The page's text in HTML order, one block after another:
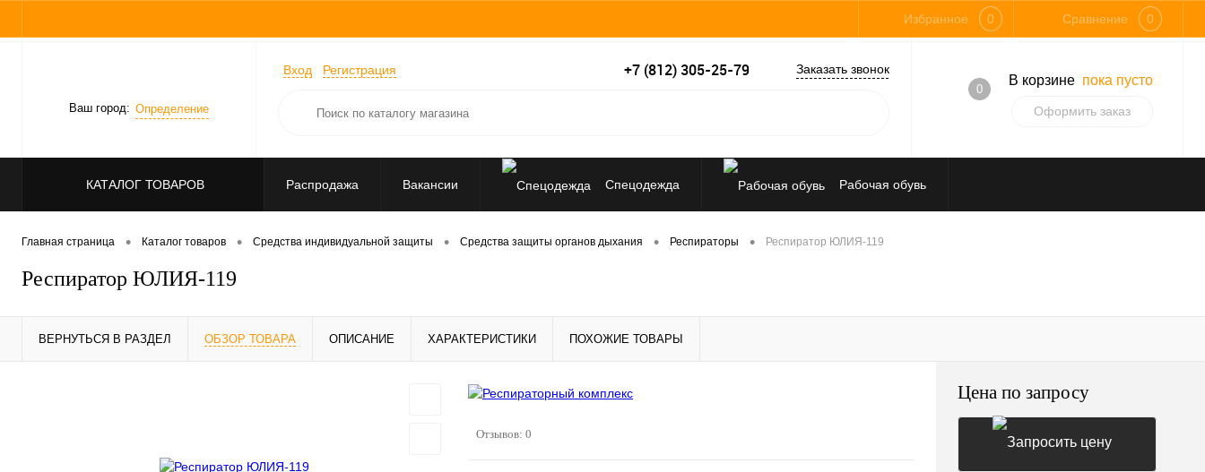
Избранное 0 Сравнение 0
Ваш город: Определение
Вход Регистрация +7 (812) 305-25-79 Заказать звонок
0
В корзине пока пусто
Оформить заказ
КАТАЛОГ ТОВАРОВ Распродажа Вакансии Спецодежда Рабочая обувь
Перчатки, рукавицы Средства индивидуальной защиты
Главная страница • Каталог товаров • Средства индивидуальной защиты • Средства защиты органов дыхания • Респираторы • Респиратор ЮЛИЯ-119
Респиратор ЮЛИЯ-119
ВЕРНУТЬСЯ В РАЗДЕЛ ОБЗОР ТОВАРА ОПИСАНИЕ ХАРАКТЕРИСТИКИ ПОХОЖИЕ ТОВАРЫ
Отзывов: 0
Цена по запросу